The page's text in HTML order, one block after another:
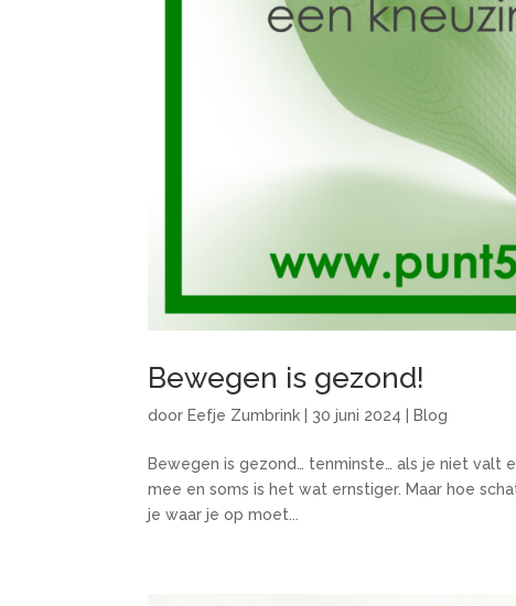
Bewegen is gezond!
door Eefje Zumbrink 30 juni 2024 Blog
Bewegen is gezond… tenminste… als je niet valt
mee en soms is het wat ernstiger. Maar hoe
je waar je op moet...